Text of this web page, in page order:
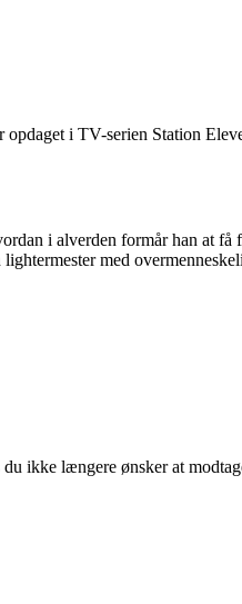
i TV-serien Station
i alverden formår han at
med
ikke længere ønsker at